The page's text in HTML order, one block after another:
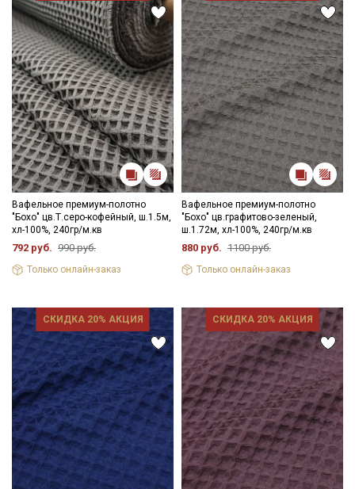
Вафельное премиум-полотно
"Бохо" цв.Т.серо-кофейный, ш.1.5м,
хл-100%, 240гр/м.кв
792 руб. 990 руб.
Только онлайн-заказ
Вафельное премиум-полотно
"Бохо" цв.графитово-зеленый,
ш.1.72м, хл-100%, 240гр/м.кв
880 руб. 1100 руб.
Только онлайн-заказ
СКИДКА 20% АКЦИЯ СКИДКА 20% АКЦИЯ